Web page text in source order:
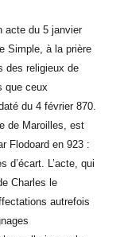
acte du 5 janvier
Simple, à la prière
des religieux de
que ceux
du 4 février 870.
de Maroilles, est
Flodoard en 923 :
d’écart. L’acte, qui
Charles le
autrefois